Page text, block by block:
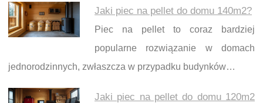
Jaki piec na pellet do domu 140m2?
Piec na pellet to coraz bardziej
popularne rozwiązanie w domach
jednorodzinnych, zwłaszcza w przypadku budynków…
Jaki piec na pellet do domu 120m2